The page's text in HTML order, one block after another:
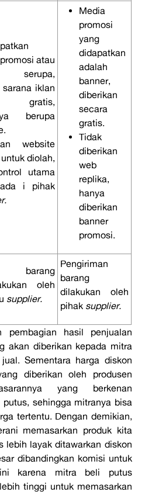
atau
serupa,
sarana iklan
gratis,
berupa
website
diolah,
utama
i pihak
Media
promosi
yang
didapatkan
adalah
banner,
diberikan
secara
gratis.
Tidak
diberikan
web
replika,
hanya
diberikan
banner
promosi.
barang
oleh
supplier.
Pengiriman
barang
dilakukan oleh
pihak supplier.
pembagian hasil penjualan
akan diberikan kepada mitra
Sementara harga diskon
diberikan oleh produsen
yang berkenan
sehingga mitranya bisa
tertentu. Dengan demikian,
memasarkan produk kita
lebih layak ditawarkan diskon
dibandingkan komisi untuk
karena mitra beli putus
tinggi untuk memasarkan